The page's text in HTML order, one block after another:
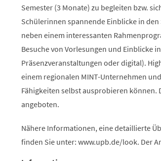
Semester (3 Monate) zu begleiten bzw.
Schülerinnen spannende Einblicke in
neben einem interessanten
Besuche von Vorlesungen und Einblicke
Präsenzveranstaltungen oder digital).
einem regionalen MINT-Unternehmen
Fähigkeiten selbst ausprobieren können.
angeboten.
Nähere Informationen, eine detaillierte
finden Sie unter: www.upb.de/look. Der